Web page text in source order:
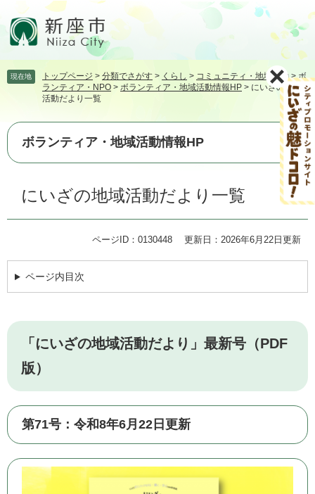
頭飛
て
文
現在地 トップページ > 分類でさがす > くらし > コミュニティ・地域活動 >ボ
ランティア・NPO > ボランティア・地域活動情報HP > にいざの地域
活動だより一覧
ボランティア・地域活動情報HP
にいざの地域活動だより一覧
ページID：0130448 更新日：2026年6月22日更新
ページ内目次
「にいざの地域活動だより」最新号（PDF
版）
第71号：令和8年6月22日更新